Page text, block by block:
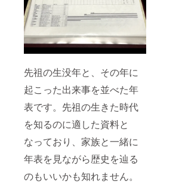
先祖の生没年と、その年に
起こった出来事を並べた年
表です。先祖の生きた時代
を知るのに適した資料と
なっており、家族と一緒に
年表を見ながら歴史を辿る
のもいいかも知れません。